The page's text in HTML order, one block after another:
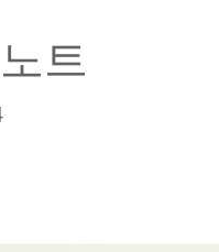
트